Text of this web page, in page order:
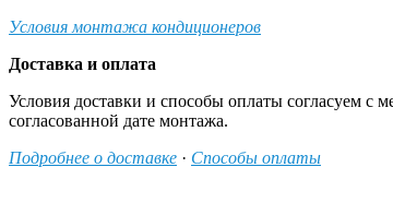
Условия монтажа кондиционеров
Доставка и оплата
Условия доставки и способы оплаты согласуем с
согласованной дате монтажа.
Подробнее о доставке · Способы оплаты